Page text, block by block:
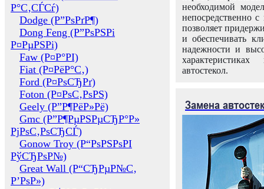
Р°С‚СЃСѓ)
Dodge (Р”РѕРґР¶)
Dong Feng (Р”РѕРЅРі
Р¤РµРЅРі)
Faw (Р¤Р°РІ)
Fiat (Р¤РёР°С‚)
Ford (Р¤РѕСЂРґ)
Foton (Р¤РѕС‚РѕРЅ)
Geely (Р”Р¶РёР»Рё)
Gmc (Р”Р¶РµРЅРµСЂР°Р»
РјРѕС‚РѕСЂСЃ)
Gonow Troy (Р“РѕРЅРѕРІ
РўСЂРѕР№)
Great Wall (Р“СЂРµР№С‚
Р’РѕР»)
необходимой
непосредственно
позволяет
и обеспечивать
надежности и
автостекол.
Замена